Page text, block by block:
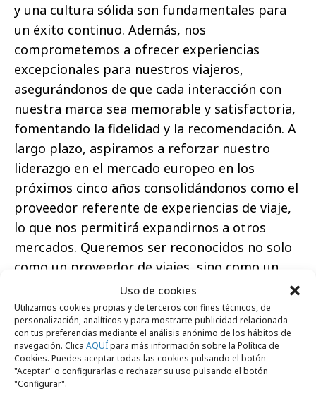
Uso de cookies
Utilizamos cookies propias y de terceros con fines técnicos, de
personalización, analíticos y para mostrarte publicidad relacionada
con tus preferencias mediante el análisis anónimo de los hábitos de
navegación. Clica AQUÍpara más información sobre la Política de
Cookies. Puedes aceptar todas las cookies pulsando el botón
"Aceptar" o configurarlas o rechazar su uso pulsando el botón
"Configurar".
y una cultura sólida son fundamentales para
un éxito continuo. Además, nos
comprometemos a ofrecer experiencias
excepcionales para nuestros viajeros,
asegurándonos de que cada interacción con
nuestra marca sea memorable y satisfactoria,
fomentando la fidelidad y la recomendación. A
largo plazo, aspiramos a reforzar nuestro
liderazgo en el mercado europeo en los
próximos cinco años consolidándonos como el
proveedor referente de experiencias de viaje,
lo que nos permitirá expandirnos a otros
mercados. Queremos ser reconocidos no solo
como un proveedor de viajes, sino como un
espacio donde las personas se unen y
construyen relaciones significativas, una
comunidad viajera.